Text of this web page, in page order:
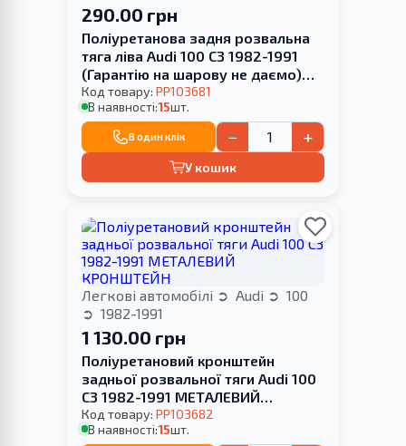
290.00 грн
Поліуретанова задня розвальна
тяга ліва Audi 100 С3 1982-1991
(Гарантію на шарову не даємо)
МЕТАЛЕВИЙ КРОНШТЕЙН
Код товару: PP103681
В наявності:15шт.
В один клік − +
У кошик
Легкові автомобілі Audi
100
1982-1991
1 130.00 грн
Поліуретановий кронштейн
задньої розвальної тяги Audi 100
С3 1982-1991 МЕТАЛЕВИЙ
КРОНШТЕЙН
Код товару: PP103682
В наявності:15шт.